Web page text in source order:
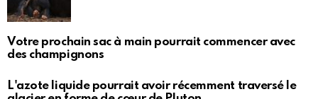
Votre prochain sac à main pourrait commencer avec
des champignons
L'azote liquide pourrait avoir récemment traversé le